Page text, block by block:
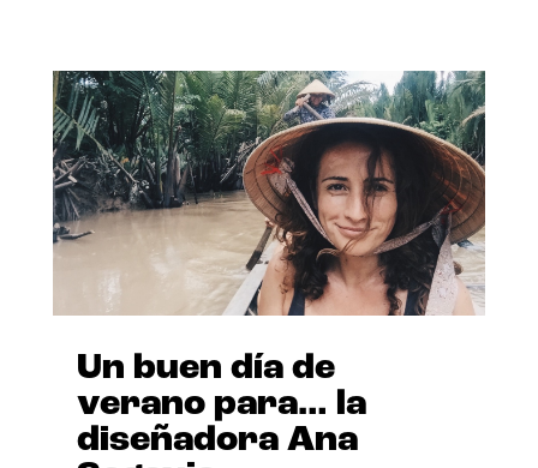
Un buen día de
verano para… la
diseñadora Ana